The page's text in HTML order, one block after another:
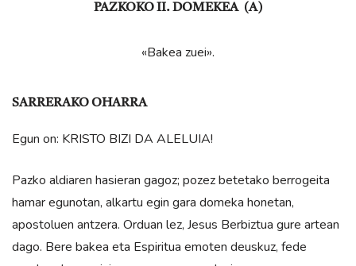
PAZKOKO II. DOMEKEA (A)
«Bakea zuei».
SARRERAKO OHARRA
Egun on: KRISTO BIZI DA ALELUIA!
Pazko aldiaren hasieran gagoz; pozez betetako berrogeita
hamar egunotan, alkartu egin gara domeka honetan,
apostoluen antzera. Orduan lez, Jesus Berbiztua gure artean
dago. Bere bakea eta Espiritua emoten deuskuz, fede